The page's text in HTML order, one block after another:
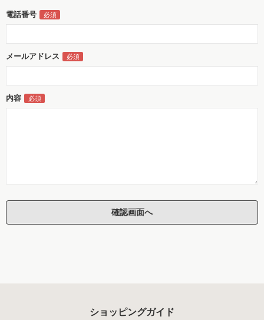
電話番号
メールアドレス
内容
ショッピングガイド